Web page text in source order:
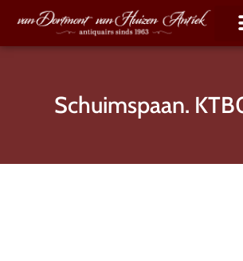
Schuimspaan.